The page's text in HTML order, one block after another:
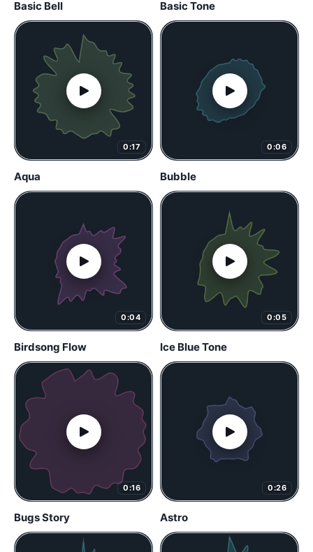
Basic Bell Basic Tone
0:17
Aqua
0:06
Bubble
0:04
Birdsong Flow
0:05
Ice Blue Tone
0:16
Bugs Story
0:26
Astro